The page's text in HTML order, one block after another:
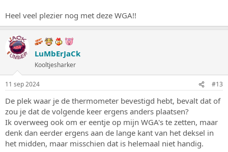
Heel veel plezier nog met deze WGA!!
LuMbErJaCk
Kooltjesharker
11 sep 2024 #13
De plek waar je de thermometer bevestigd hebt, bevalt dat of
zou je dat de volgende keer ergens anders plaatsen?
Ik overweeg ook om er eentje op mijn WGA's te zetten, maar
denk dan eerder ergens aan de lange kant van het deksel in
het midden, maar misschien dat is helemaal niet handig.